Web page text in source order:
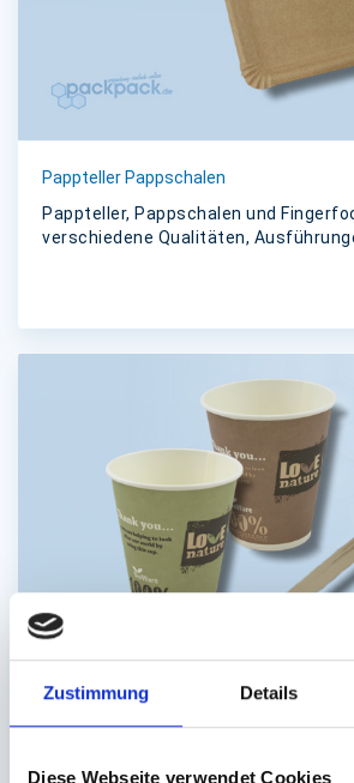
Zustimmung Details
Diese Webseite verwendet Cookies
Pappteller Pappschalen
Pappteller, Pappschalen und
verschiedene Qualitäten,